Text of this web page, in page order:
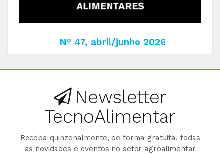
Nº 47, abril/junho 2026
Newsletter
TecnoAlimentar
Receba quinzenalmente, de forma gratuita, todas
as novidades e eventos no setor agroalimentar